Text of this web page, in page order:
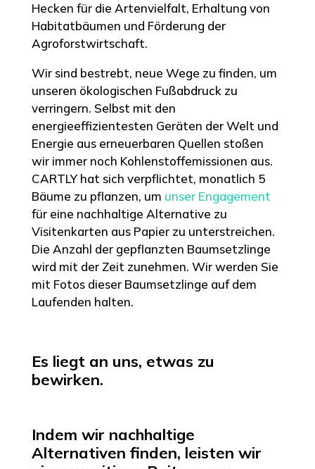
Hecken für die Artenvielfalt, Erhaltung von
Habitatbäumen und Förderung der
Agroforstwirtschaft.
Wir sind bestrebt, neue Wege zu finden, um
unseren ökologischen Fußabdruck zu
verringern. Selbst mit den
energieeffizientesten Geräten der Welt und
Energie aus erneuerbaren Quellen stoßen
wir immer noch Kohlenstoffemissionen aus.
CARTLY hat sich verpflichtet, monatlich 5
Bäume zu pflanzen, um unser Engagement
für eine nachhaltige Alternative zu
Visitenkarten aus Papier zu unterstreichen.
Die Anzahl der gepflanzten Baumsetzlinge
wird mit der Zeit zunehmen. Wir werden Sie
mit Fotos dieser Baumsetzlinge auf dem
Laufenden halten.
Es liegt an uns, etwas zu
bewirken.
Indem wir nachhaltige
Alternativen finden, leisten wir